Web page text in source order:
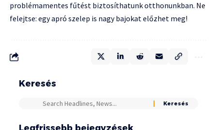
problémamentes fűtést biztosíthatunk otthonunkban. Ne
felejtse: egy apró szelep is nagy bajokat előzhet meg!
Keresés